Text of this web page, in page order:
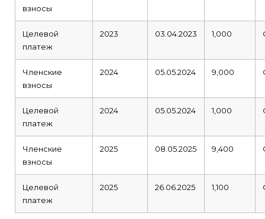
взносы
Целевой
платеж
2023 03.04.2023 1,000
Членские
взносы
2024 05.05.2024 9,000
Целевой
платеж
2024 05.05.2024 1,000
Членские
взносы
2025 08.05.2025 9,400
Целевой
платеж
2025 26.06.2025 1,100